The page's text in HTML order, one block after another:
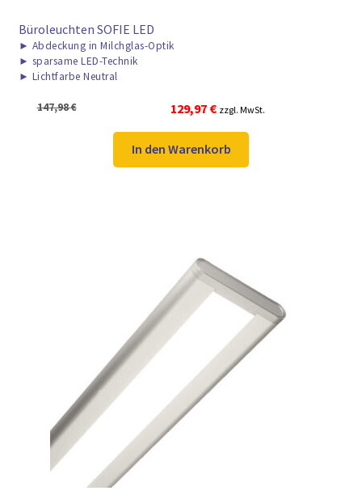
Büroleuchten SOFIE LED
► Abdeckung in Milchglas-Optik
► sparsame LED-Technik
► Lichtfarbe Neutral
147,98€
Ursprünglicher
war:
147,98 €
129,97 €Aktueller
ist:
129,97 €.
zzgl. MwSt.
In den Warenkorb